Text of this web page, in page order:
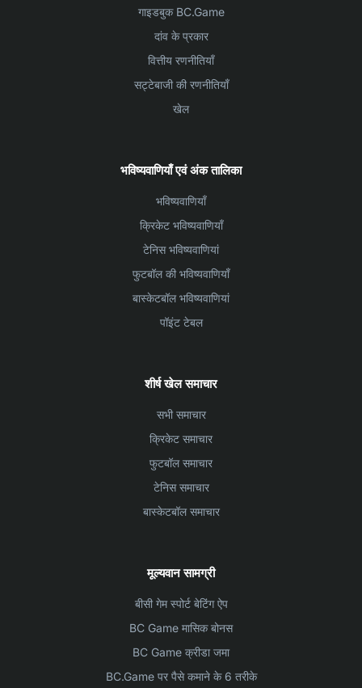
गाइडबुक BC.Game
दांव के प्रकार
वित्तीय रणनीतियाँ
सट्टेबाजी की रणनीतियाँ
खेल
भविष्यवाणियाँ एवं अंक तालिका
भविष्यवाणियाँ
क्रिकेट भविष्यवाणियाँ
टेनिस भविष्यवाणियां
फुटबॉल की भविष्यवाणियाँ
बास्केटबॉल भविष्यवाणियां
पॉइंट टेबल
शीर्ष खेल समाचार
सभी समाचार
क्रिकेट समाचार
फुटबॉल समाचार
टेनिस समाचार
बास्केटबॉल समाचार
मूल्यवान सामग्री
बीसी गेम स्पोर्ट बेटिंग ऐप
BC Game मासिक बोनस
BC Game क्रीडा जमा
BC.Game पर पैसे कमाने के 6 तरीके